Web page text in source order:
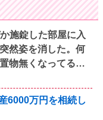
施錠した部屋に入
然姿を消した。何
物無くなってる…
6000万円を相続し